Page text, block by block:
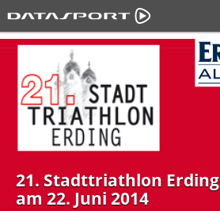
21. Stadttriathlon Erding
am 22. Juni 2014